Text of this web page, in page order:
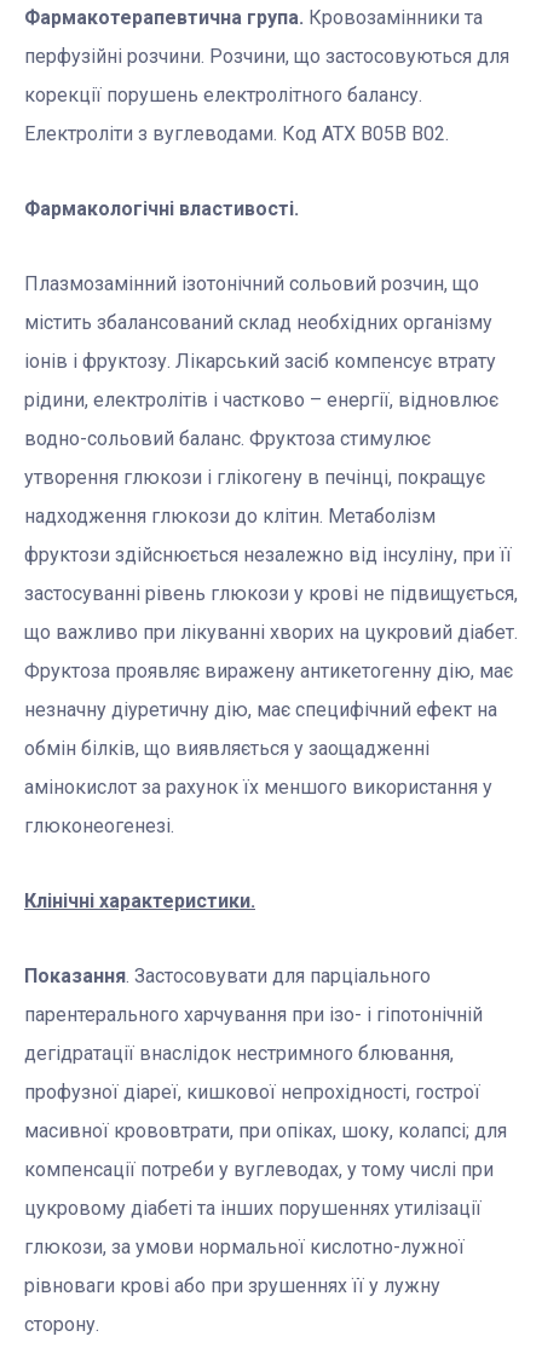
Фармакотерапевтична група. Кровозамінники та
перфузійні розчини. Розчини, що застосовуються для
корекції порушень електролітного балансу.
Електроліти з вуглеводами. Код АТХ В05В В02.
Фармакологічні властивості.
Плазмозамінний ізотонічний сольовий розчин, що
містить збалансований склад необхідних організму
іонів і фруктозу. Лікарський засіб компенсує втрату
рідини, електролітів і частково – енергії, відновлює
водно-сольовий баланс. Фруктоза стимулює
утворення глюкози і глікогену в печінці, покращує
надходження глюкози до клітин. Метаболізм
фруктози здійснюється незалежно від інсуліну, при її
застосуванні рівень глюкози у крові не підвищується,
що важливо при лікуванні хворих на цукровий діабет.
Фруктоза проявляє виражену антикетогенну дію, має
незначну діуретичну дію, має специфічний ефект на
обмін білків, що виявляється у заощадженні
амінокислот за рахунок їх меншого використання у
глюконеогенезі.
Клінічні характеристики.
Показання. Застосовувати для парціального
парентерального харчування при ізо- і гіпотонічній
дегідратації внаслідок нестримного блювання,
профузної діареї, кишкової непрохідності, гострої
масивної крововтрати, при опіках, шоку, колапсі; для
компенсації потреби у вуглеводах, у тому числі при
цукровому діабеті та інших порушеннях утилізації
глюкози, за умови нормальної кислотно-лужної
рівноваги крові або при зрушеннях її у лужну
сторону.